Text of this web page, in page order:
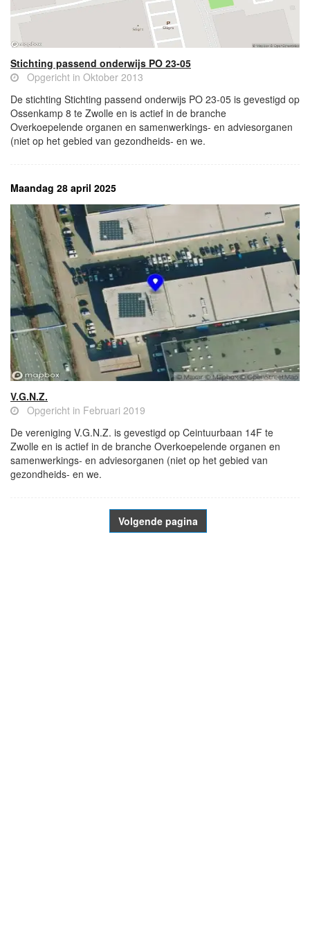
Stichting passend onderwijs PO 23-05
Opgericht in Oktober 2013
De stichting Stichting passend onderwijs PO 23-05 is gevestigd op
Ossenkamp 8 te Zwolle en is actief in de branche
Overkoepelende organen en samenwerkings- en adviesorganen
(niet op het gebied van gezondheids- en we.
Maandag 28 april 2025
V.G.N.Z.
Opgericht in Februari 2019
De vereniging V.G.N.Z. is gevestigd op Ceintuurbaan 14F te
Zwolle en is actief in de branche Overkoepelende organen en
samenwerkings- en adviesorganen (niet op het gebied van
gezondheids- en we.
Volgende pagina